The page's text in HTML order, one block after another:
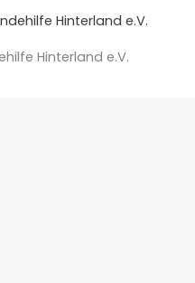
Hinterland e.V.
Hinterland e.V.